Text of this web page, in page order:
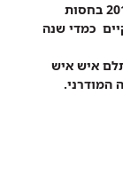
בחסות
כמדי שנה
איש איש
המודרני.